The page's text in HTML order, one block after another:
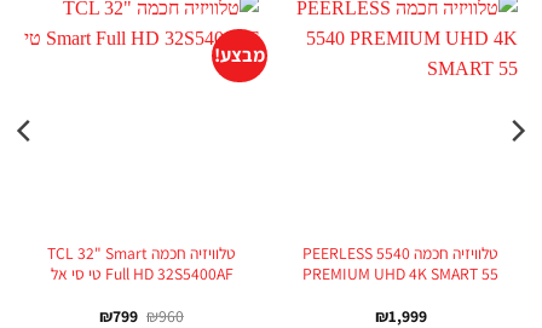
טלוויזיה חכמה PEERLESS 5540
PREMIUM UHD 4K SMART 55
₪1,999
מבצע!
טלוויזיה חכמה TCL 32" Smart
Full HD 32S5400AF טי סי אל
₪960
₪799